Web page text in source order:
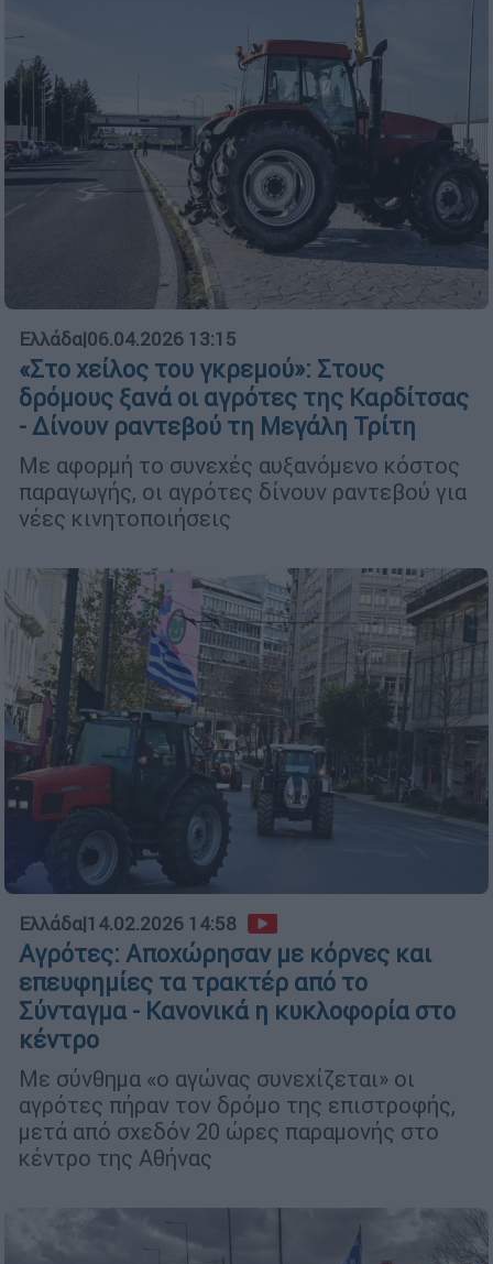
Ελλάδα|06.04.2026 13:15
«Στο χείλος του γκρεμού»: Στους
δρόμους ξανά οι αγρότες της Καρδίτσας
- Δίνουν ραντεβού τη Μεγάλη Τρίτη
Με αφορμή το συνεχές αυξανόμενο κόστος
παραγωγής, οι αγρότες δίνουν ραντεβού για
νέες κινητοποιήσεις
Ελλάδα|14.02.2026 14:58
Αγρότες: Αποχώρησαν με κόρνες και
επευφημίες τα τρακτέρ από το
Σύνταγμα - Κανονικά η κυκλοφορία στο
κέντρο
Με σύνθημα «ο αγώνας συνεχίζεται» οι
αγρότες πήραν τον δρόμο της επιστροφής,
μετά από σχεδόν 20 ώρες παραμονής στο
κέντρο της Αθήνας